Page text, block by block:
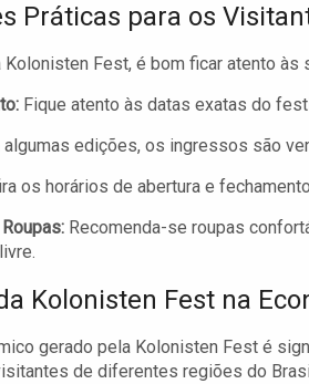
Práticas para os
Fest, é bom ficar atento às
Fique atento às datas exatas do
algumas edições, os ingressos são
os horários de abertura e
Recomenda-se roupas
Kolonisten Fest na
gerado pela Kolonisten Fest é
de diferentes regiões do